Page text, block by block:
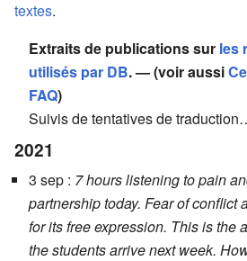
textes.
Extraits de publications sur les
utilisés par DB. — (voir aussi
FAQ)
Suivis de tentatives de
2021
3 sep : 7 hours listening to pain
partnership today. Fear of conflict
for its free expression. This is the
the students arrive next week.